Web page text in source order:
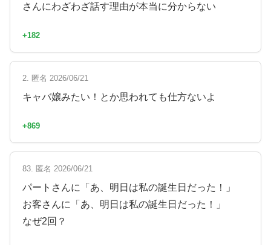
さんにわざわざ話す理由が本当に分からない
+182
2. 匿名 2026/06/21
キャバ嬢みたい！とか思われても仕方ないよ
+869
83. 匿名 2026/06/21
パートさんに「あ、明日は私の誕生日だった！」
お客さんに「あ、明日は私の誕生日だった！」
なぜ2回？